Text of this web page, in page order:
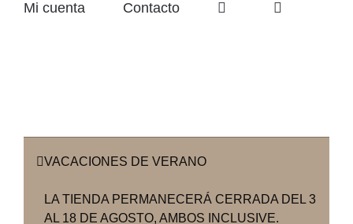
Mi cuenta Contacto
VACACIONES DE VERANO
LA TIENDA PERMANECERÁ CERRADA DEL 3
AL 18 DE AGOSTO, AMBOS INCLUSIVE.